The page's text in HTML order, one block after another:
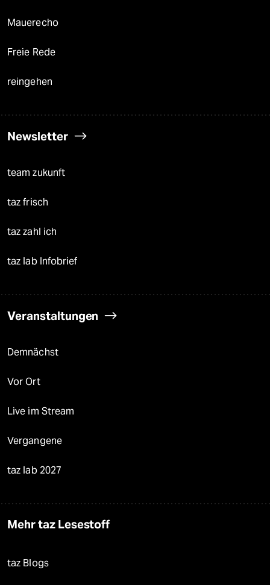
Mauerecho
Freie Rede
reingehen
Newsletter
team zukunft
taz frisch
taz zahl ich
taz lab Infobrief
Veranstaltungen
Demnächst
Vor Ort
Live im Stream
Vergangene
taz lab 2027
Mehr taz Lesestoff
taz Blogs